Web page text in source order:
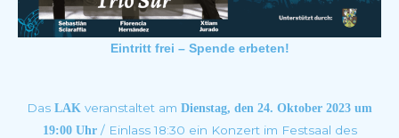
Eintritt frei – Spende erbeten!
Das LAK veranstaltet am Dienstag, den 24. Oktober 2023 um
19:00 Uhr/ Einlass 18:30 ein Konzert im Festsaal des